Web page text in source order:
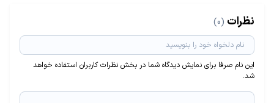
نظرات (0)
این نام صرفا برای نمایش دیدگاه شما در بخش نظرات کاربران استفاده خواهد
شد.